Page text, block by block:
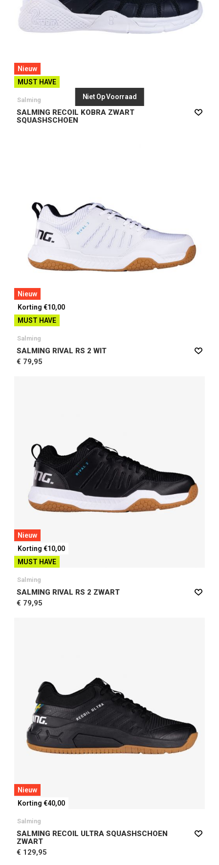
Niet Op Voorraad
Nieuw
MUST HAVE
Salming
SALMING RECOIL KOBRA ZWART
SQUASHSCHOEN
Nieuw
Korting €10,00
MUST HAVE
Salming
SALMING RIVAL RS 2 WIT
€ 79,95
Nieuw
Korting €10,00
MUST HAVE
Salming
SALMING RIVAL RS 2 ZWART
€ 79,95
Nieuw
Korting €40,00
Salming
SALMING RECOIL ULTRA SQUASHSCHOEN
ZWART
€ 129,95